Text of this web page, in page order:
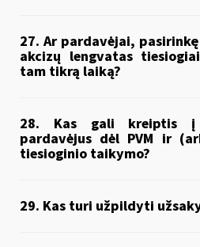
27. Ar pardavėjai,
akcizų lengvatas
tam tikrą laiką?
28. Kas gali kreiptis į
pardavėjus dėl PVM ir
tiesioginio taikymo?
29. Kas turi užpildyti